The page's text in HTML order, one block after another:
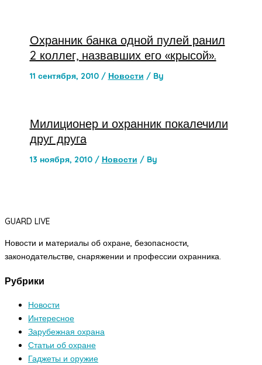
Охранник банка одной пулей ранил
2 коллег, назвавших его «крысой».
11 сентября, 2010 / Новости / By
Милиционер и охранник покалечили
друг друга
13 ноября, 2010 / Новости / By
GUARD LIVE
Новости и материалы об охране, безопасности,
законодательстве, снаряжении и профессии охранника.
Рубрики
Новости
Интересное
Зарубежная охрана
Статьи об охране
Гаджеты и оружие